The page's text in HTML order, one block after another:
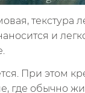
и
При этом
где обычно